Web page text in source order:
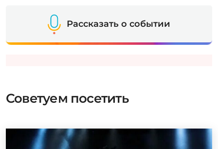
Рассказать о событии
Советуем посетить